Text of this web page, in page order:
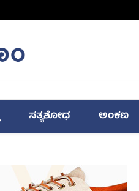
ಸತ್ಯಶೋಧ ಅಂಕಣ